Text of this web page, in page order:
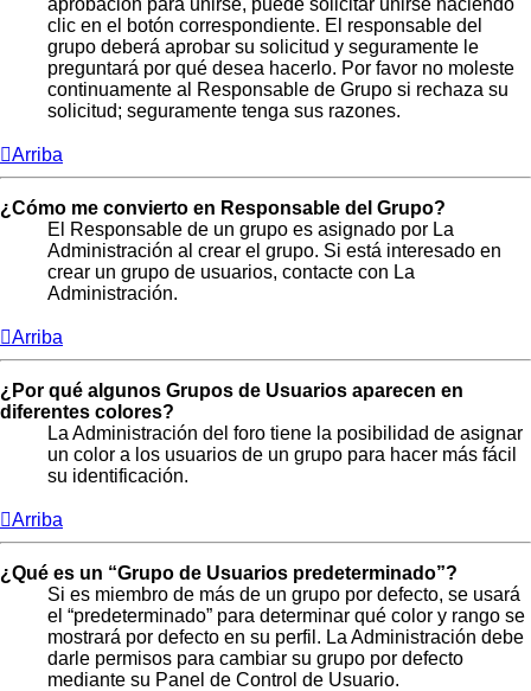
clic en el botón correspondiente. El responsable del
grupo deberá aprobar su solicitud y seguramente le
preguntará por qué desea hacerlo. Por favor no moleste
continuamente al Responsable de Grupo si rechaza su
solicitud; seguramente tenga sus razones.
Arriba
¿Cómo me convierto en Responsable del Grupo?
El Responsable de un grupo es asignado por La
Administración al crear el grupo. Si está interesado en
crear un grupo de usuarios, contacte con La
Administración.
Arriba
¿Por qué algunos Grupos de Usuarios aparecen en
diferentes colores?
La Administración del foro tiene la posibilidad de asignar
un color a los usuarios de un grupo para hacer más fácil
su identificación.
Arriba
¿Qué es un “Grupo de Usuarios predeterminado”?
Si es miembro de más de un grupo por defecto, se usará
el “predeterminado” para determinar qué color y rango se
mostrará por defecto en su perfil. La Administración debe
darle permisos para cambiar su grupo por defecto
mediante su Panel de Control de Usuario.